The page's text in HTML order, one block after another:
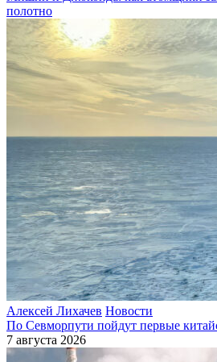
полотно
Алексей Лихачев Новости
По Севморпути пойдут первые
7 августа 2026